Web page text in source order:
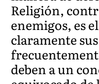
Religión,
enemigos, es
claramente
deben a un